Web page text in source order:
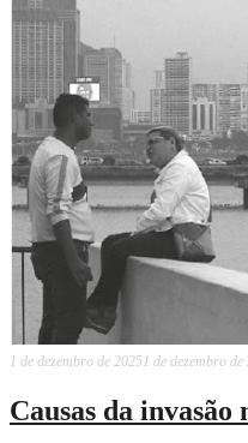
1 de dezembro de 20251 de dezembro de
Causas da